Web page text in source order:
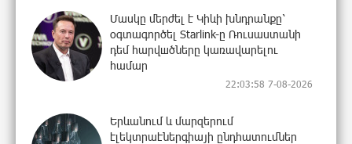
Մասկը մերժել է Կիևի խնդրանքը՝
օգտագործել Starlink-ը Ռուսաստանի
դեմ հարվшծները կառավարելու
համար
22:03:58 7-08-2026
Երևանում և մարզերում
էլեկտրաէներգիայի ընդհատումներ